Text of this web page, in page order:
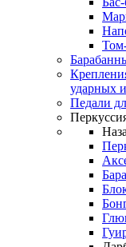
ударных
Педали